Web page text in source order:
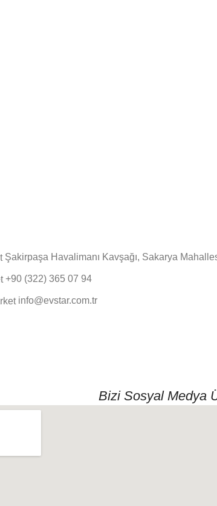
Şakirpaşa Havalimanı Kavşağı, Sakarya
+90 (322) 365 07 94
info@evstar.com.tr
Bizi Sosyal Medya